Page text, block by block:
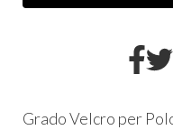
Grado Velcro per